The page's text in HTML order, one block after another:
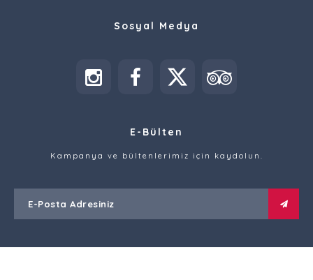
Sosyal Medya
E-Bülten
Kampanya ve bültenlerimiz için kaydolun.